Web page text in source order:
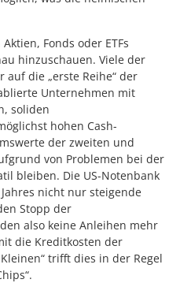
Fonds oder ETFs
hinzuschauen. Viele der
die „erste Reihe“ der
Unternehmen mit
soliden
hohen Cash-
der zweiten und
von Problemen bei der
bleiben. Die US-Notenbank
nicht nur steigende
Stopp der
also keine Anleihen mehr
die Kreditkosten der
trifft dies in der Regel